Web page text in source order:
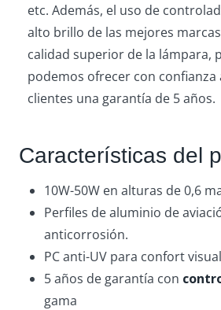
etc. Además, el uso de
alto brillo de las mejores
calidad superior de la lámpara,
podemos ofrecer con confianza
clientes una garantía de 5 años.
Características del
10W-50W en alturas de 0,6
Perfiles de aluminio de
anticorrosión.
PC anti-UV para confort visual
5 años de garantía con
gama